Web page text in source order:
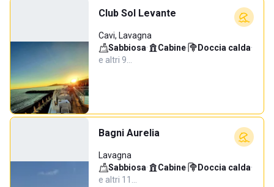
Club Sol Levante
Cavi, Lavagna
Sabbiosa· Cabine· Doccia calda·
e altri 9…
Bagni Aurelia
Lavagna
Sabbiosa· Cabine· Doccia calda·
e altri 11…